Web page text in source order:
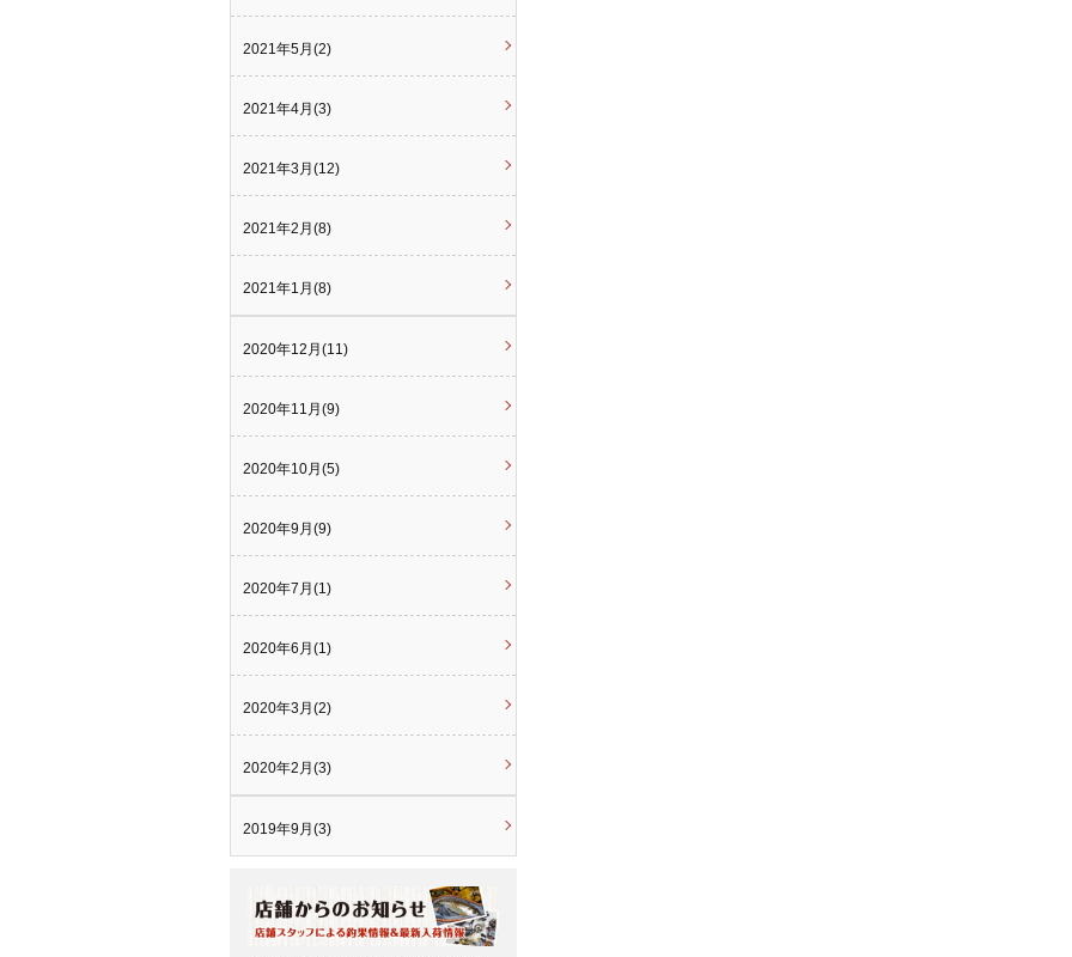
2021年5月(2)
2021年4月(3)
2021年3月(12)
2021年2月(8)
2021年1月(8)
2020年12月(11)
2020年11月(9)
2020年10月(5)
2020年9月(9)
2020年7月(1)
2020年6月(1)
2020年3月(2)
2020年2月(3)
2019年9月(3)